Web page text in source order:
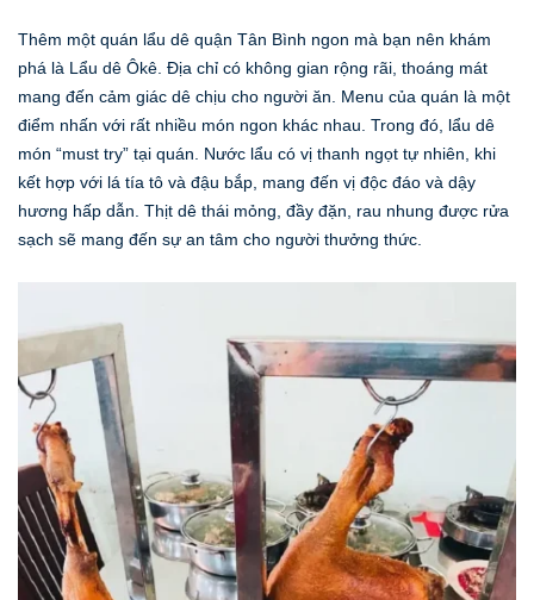
Thêm một quán lẩu dê quận Tân Bình ngon mà bạn nên khám
phá là Lẩu dê Ôkê. Địa chỉ có không gian rộng rãi, thoáng mát
mang đến cảm giác dê chịu cho người ăn. Menu của quán là một
điểm nhấn với rất nhiều món ngon khác nhau. Trong đó, lẩu dê
món “must try” tại quán. Nước lẩu có vị thanh ngọt tự nhiên, khi
kết hợp với lá tía tô và đậu bắp, mang đến vị độc đáo và dậy
hương hấp dẫn. Thịt dê thái mỏng, đầy đặn, rau nhung được rửa
sạch sẽ mang đến sự an tâm cho người thưởng thức.